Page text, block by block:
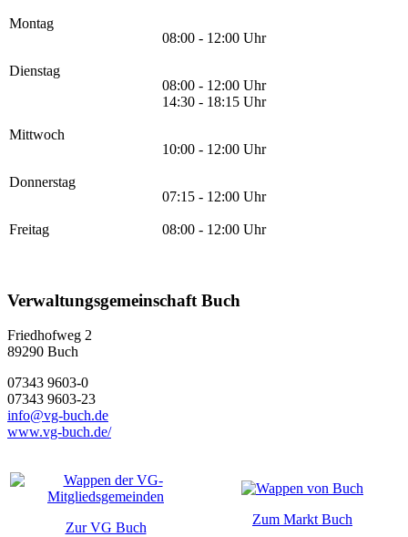
Montag
08:00 - 12:00 Uhr
Dienstag
08:00 - 12:00 Uhr
14:30 - 18:15 Uhr
Mittwoch
10:00 - 12:00 Uhr
Donnerstag
07:15 - 12:00 Uhr
Freitag 08:00 - 12:00 Uhr
Verwaltungsgemeinschaft Buch
Friedhofweg 2
89290 Buch
07343 9603-0
07343 9603-23
info@vg-buch.de
www.vg-buch.de/
Zur VG Buch
Zum Markt Buch